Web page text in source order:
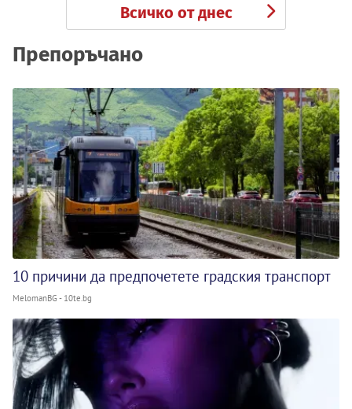
Всичко от днес
Препоръчано
10 причини да предпочетете градския транспорт
MelomanBG - 10te.bg